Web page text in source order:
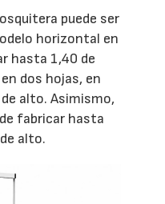
puede ser
horizontal en
hasta 1,40 de
dos hojas, en
alto. Asimismo,
fabricar hasta
alto.